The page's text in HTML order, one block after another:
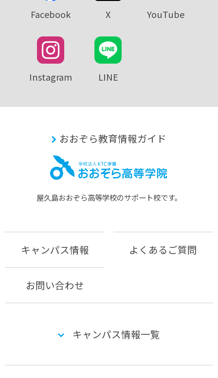
Facebook X YouTube
Instagram LINE
おおぞら教育情報ガイド
屋久島おおぞら⾼等学校のサポート校です。
キャンパス情報 よくあるご質問
お問い合わせ
キャンパス情報一覧